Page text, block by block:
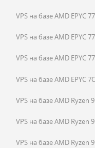
VPS на базе AMD EPYC
VPS на базе AMD EPYC
VPS на базе AMD EPYC
VPS на базе AMD EPYC
VPS на базе AMD Ryzen
VPS на базе AMD
VPS на базе AMD